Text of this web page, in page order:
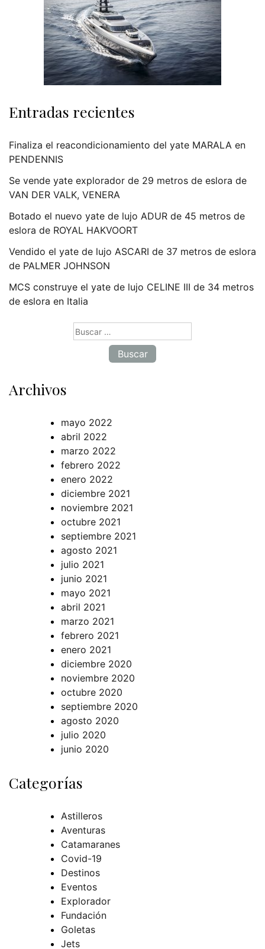
Entradas recientes
Finaliza el reacondicionamiento del yate MARALA en
PENDENNIS
Se vende yate explorador de 29 metros de eslora de
VAN DER VALK, VENERA
Botado el nuevo yate de lujo ADUR de 45 metros de
eslora de ROYAL HAKVOORT
Vendido el yate de lujo ASCARI de 37 metros de eslora
de PALMER JOHNSON
MCS construye el yate de lujo CELINE III de 34 metros
de eslora en Italia
Archivos
mayo 2022
abril 2022
marzo 2022
febrero 2022
enero 2022
diciembre 2021
noviembre 2021
octubre 2021
septiembre 2021
agosto 2021
julio 2021
junio 2021
mayo 2021
abril 2021
marzo 2021
febrero 2021
enero 2021
diciembre 2020
noviembre 2020
octubre 2020
septiembre 2020
agosto 2020
julio 2020
junio 2020
Categorías
Astilleros
Aventuras
Catamaranes
Covid-19
Destinos
Eventos
Explorador
Fundación
Goletas
Jets